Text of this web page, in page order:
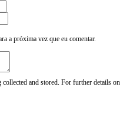
a próxima vez que eu comentar.
and stored. For further details on